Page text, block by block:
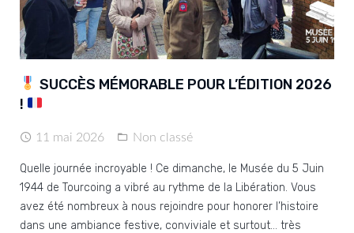
SUCCÈS MÉMORABLE POUR L’ÉDITION 2026
!
11 mai 2026 Non classé
Quelle journée incroyable ! Ce dimanche, le Musée du 5 Juin
1944 de Tourcoing a vibré au rythme de la Libération. Vous
avez été nombreux à nous rejoindre pour honorer l’histoire
dans une ambiance festive, conviviale et surtout… très